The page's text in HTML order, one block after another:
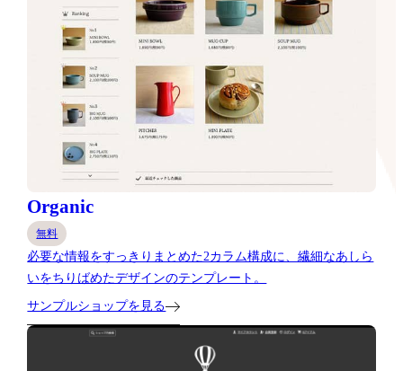
Organic
無料
必要な情報をすっきりまとめた2カラム構成に、繊細なあしら
いをちりばめたデザインのテンプレート。
サンプルショップを見る